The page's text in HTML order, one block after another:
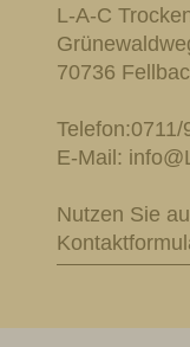
L-A-C
70736
Telefon:0711/
E-Mail:
Nutzen Sie